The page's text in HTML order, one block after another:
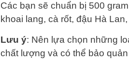
Các bạn sẽ chuẩn bị 500
khoai lang, cà rốt, đậu Hà
Lưu ý: Nên lựa chọn những
chất lượng và có thể bảo